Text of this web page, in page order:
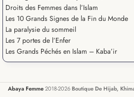
Droits des Femmes dans l’Islam
Les 10 Grands Signes de la Fin du Monde
La paralysie du sommeil
Les 7 portes de l’Enfer
Les Grands Péchés en Islam – Kaba’ir
Abaya Femme2018-2026 Boutique De Hijab,